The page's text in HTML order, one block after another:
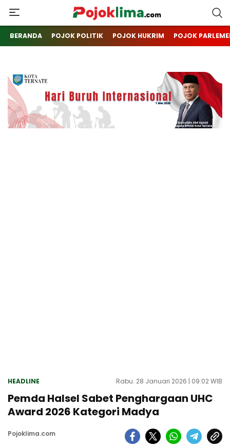
pojoklima.com
Mojokin
BERANDA POJOK POLITIK POJOK HUKRIM POJOK
HEADLINE Rabu. 28 Januari 2026 | 09:02 WIB
Pemda Halsel Sabet Penghargaan UHC
Award 2026 Kategori Madya
Pojoklima.com